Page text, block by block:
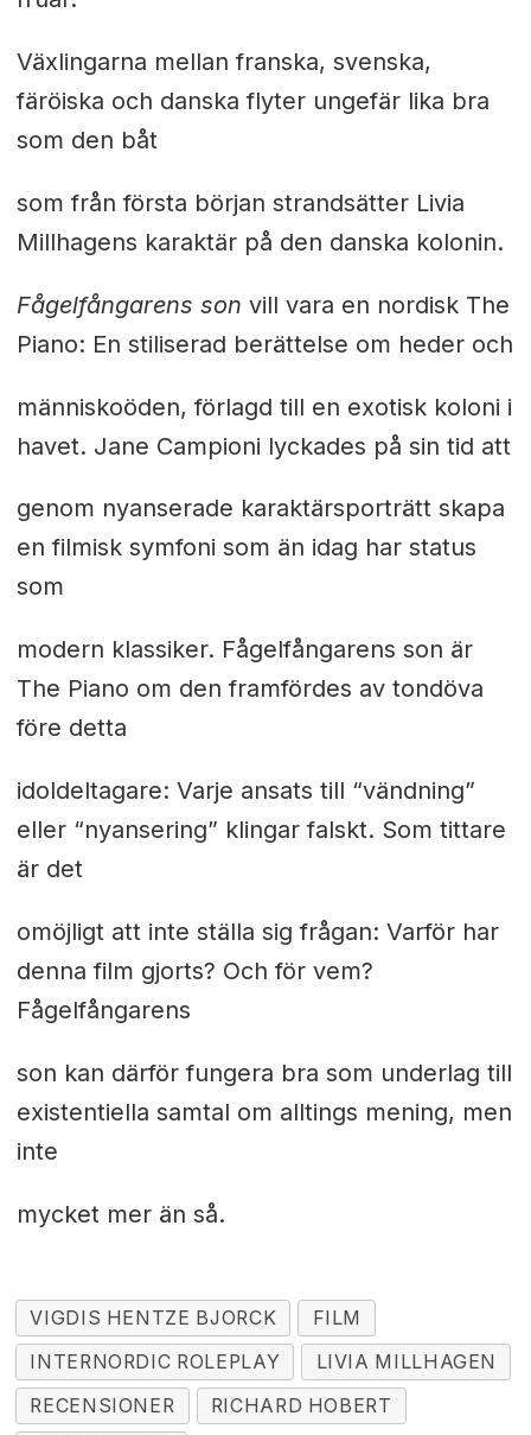
Växlingarna mellan franska, svenska,
färöiska och danska flyter ungefär lika bra
som den båt
som från första början strandsätter Livia
Millhagens karaktär på den danska kolonin.
Fågelfångarens son vill vara en nordisk The
Piano: En stiliserad berättelse om heder och
människoöden, förlagd till en exotisk koloni i
havet. Jane Campioni lyckades på sin tid att
genom nyanserade karaktärsporträtt skapa
en filmisk symfoni som än idag har status
som
modern klassiker. Fågelfångarens son är
The Piano om den framfördes av tondöva
före detta
idoldeltagare: Varje ansats till “vändning”
eller “nyansering” klingar falskt. Som tittare
är det
omöjligt att inte ställa sig frågan: Varför har
denna film gjorts? Och för vem?
Fågelfångarens
son kan därför fungera bra som underlag till
existentiella samtal om alltings mening, men
inte
mycket mer än så.
VIGDIS HENTZE BJORCK
FILM
INTERNORDIC ROLEPLAY
LIVIA MILLHAGEN
RECENSIONER
RICHARD HOBERT